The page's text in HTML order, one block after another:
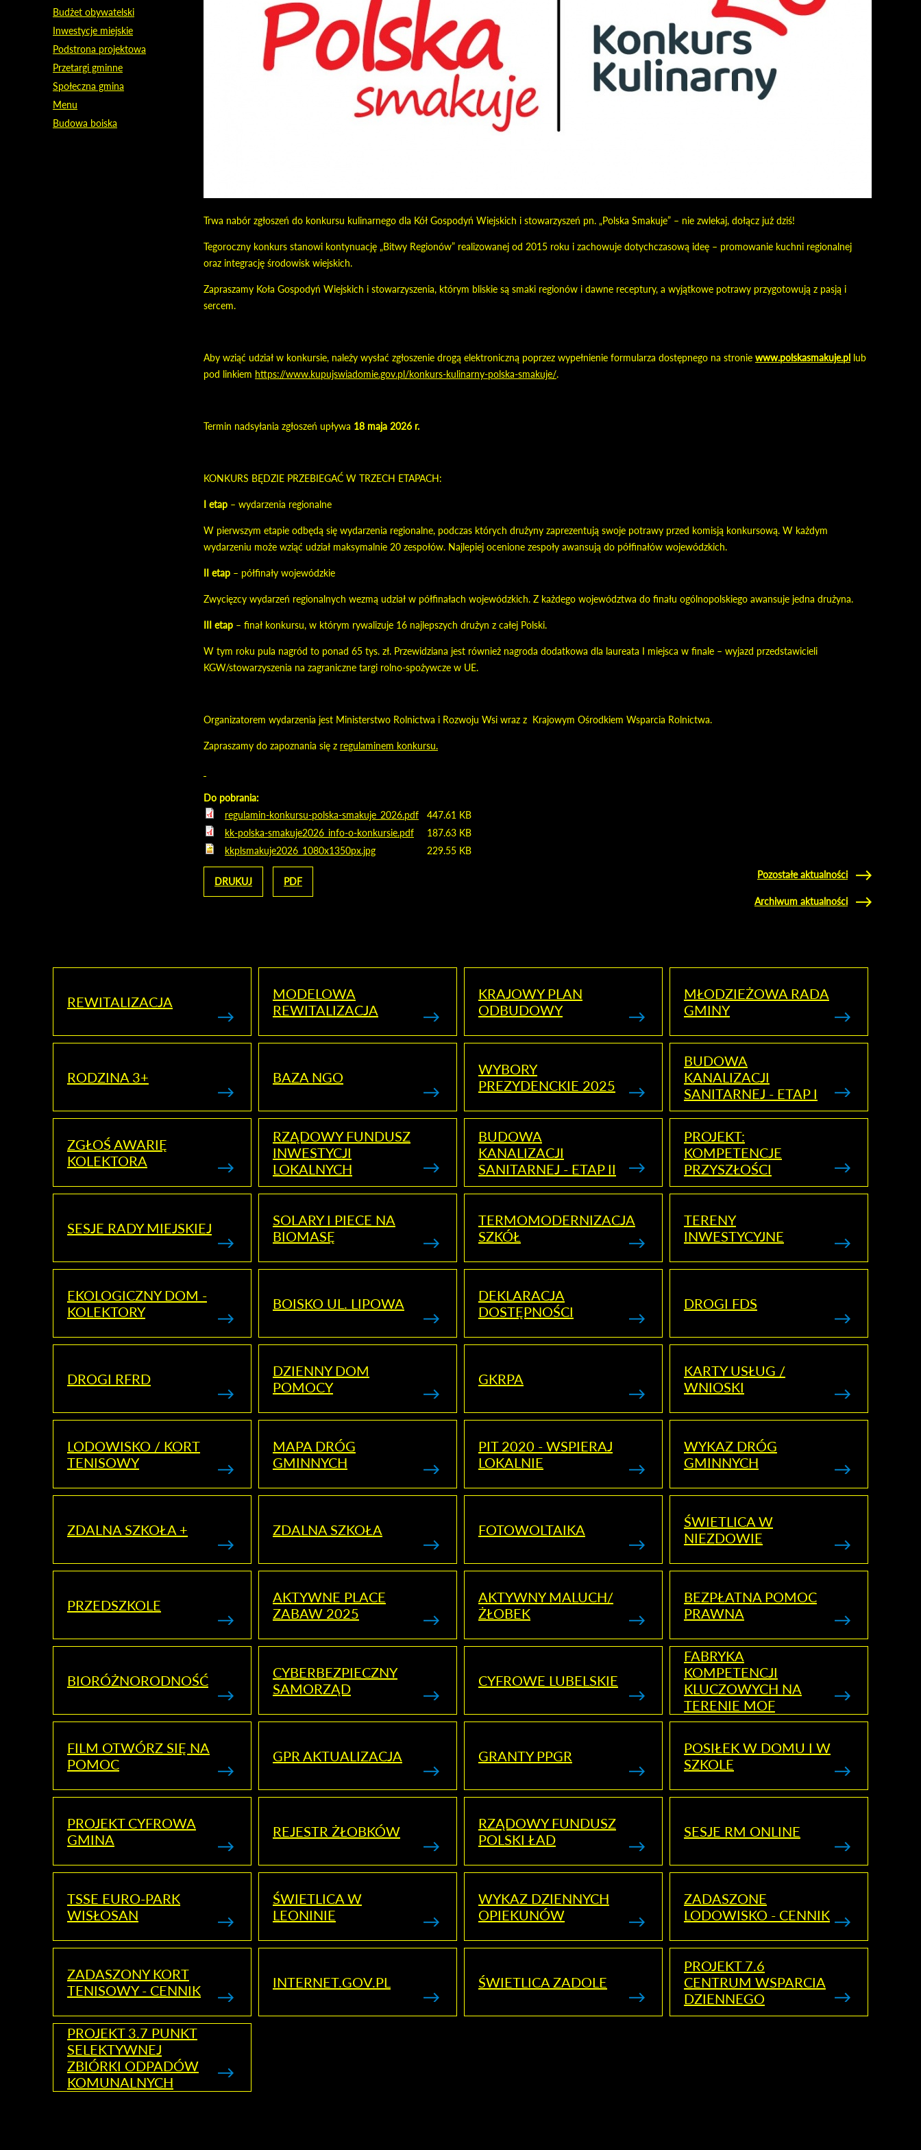
Budżet obywatelski
Inwestycje miejskie
Podstrona projektowa
Przetargi gminne
Społeczna gmina
Menu
Budowa boiska
Trwa nabór zgłoszeń do konkursu kulinarnego dla Kół Gospodyń Wiejskich i stowarzyszeń pn. „Polska Smakuje” – nie zwlekaj, dołącz już dziś!
Tegoroczny konkurs stanowi kontynuację „Bitwy Regionów” realizowanej od 2015 roku i zachowuje dotychczasową ideę – promowanie kuchni regionalnej
oraz integrację środowisk wiejskich.
Zapraszamy Koła Gospodyń Wiejskich i stowarzyszenia, którym bliskie są smaki regionów i dawne receptury, a wyjątkowe potrawy przygotowują z pasją i
sercem.
Aby wziąć udział w konkursie, należy wysłać zgłoszenie drogą elektroniczną poprzez wypełnienie formularza dostępnego na stronie www.polskasmakuje.pl lub
pod linkiem https://www.kupujswiadomie.gov.pl/konkurs-kulinarny-polska-smakuje/.
Termin nadsyłania zgłoszeń upływa 18 maja 2026 r.
KONKURS BĘDZIE PRZEBIEGAĆ W TRZECH ETAPACH:
I etap – wydarzenia regionalne
W pierwszym etapie odbędą się wydarzenia regionalne, podczas których drużyny zaprezentują swoje potrawy przed komisją konkursową. W każdym
wydarzeniu może wziąć udział maksymalnie 20 zespołów. Najlepiej ocenione zespoły awansują do półfinałów wojewódzkich.
II etap – półfinały wojewódzkie
Zwycięzcy wydarzeń regionalnych wezmą udział w półfinałach wojewódzkich. Z każdego województwa do finału ogólnopolskiego awansuje jedna drużyna.
III etap – finał konkursu, w którym rywalizuje 16 najlepszych drużyn z całej Polski.
W tym roku pula nagród to ponad 65 tys. zł. Przewidziana jest również nagroda dodatkowa dla laureata I miejsca w finale – wyjazd przedstawicieli
KGW/stowarzyszenia na zagraniczne targi rolno-spożywcze w UE.
Organizatorem wydarzenia jest Ministerstwo Rolnictwa i Rozwoju Wsi wraz z Krajowym Ośrodkiem Wsparcia Rolnictwa.
Zapraszamy do zapoznania się z regulaminem konkursu.
Do pobrania:
regulamin-konkursu-polska-smakuje_2026.pdf
447.61 KB
kk-polska-smakuje2026_info-o-konkursie.pdf
187.63 KB
kkplsmakuje2026_1080x1350px.jpg
229.55 KB
DRUKUJ PDF
Pozostałe aktualności
Archiwum aktualności
REWITALIZACJA
MODELOWA
REWITALIZACJA
KRAJOWY PLAN
ODBUDOWY
MŁODZIEŻOWA RADA
GMINY
RODZINA 3+ BAZA NGO
WYBORY
PREZYDENCKIE 2025
BUDOWA
KANALIZACJI
SANITARNEJ - ETAP I
ZGŁOŚ AWARIĘ
KOLEKTORA
RZĄDOWY FUNDUSZ
INWESTYCJI
LOKALNYCH
BUDOWA
KANALIZACJI
SANITARNEJ - ETAP II
PROJEKT:
KOMPETENCJE
PRZYSZŁOŚCI
SESJE RADY MIEJSKIEJ
SOLARY I PIECE NA
BIOMASĘ
TERMOMODERNIZACJA
SZKÓŁ
TERENY
INWESTYCYJNE
EKOLOGICZNY DOM -
KOLEKTORY
BOISKO UL. LIPOWA
DEKLARACJA
DOSTĘPNOŚCI
DROGI FDS
DROGI RFRD
DZIENNY DOM
POMOCY
GKRPA
KARTY USŁUG /
WNIOSKI
LODOWISKO / KORT
TENISOWY
MAPA DRÓG
GMINNYCH
PIT 2020 - WSPIERAJ
LOKALNIE
WYKAZ DRÓG
GMINNYCH
ZDALNA SZKOŁA + ZDALNA SZKOŁA FOTOWOLTAIKA
ŚWIETLICA W
NIEZDOWIE
PRZEDSZKOLE
AKTYWNE PLACE
ZABAW 2025
AKTYWNY MALUCH/
ŻŁOBEK
BEZPŁATNA POMOC
PRAWNA
BIORÓŻNORODNOŚĆ
CYBERBEZPIECZNY
SAMORZĄD
CYFROWE LUBELSKIE
FABRYKA
KOMPETENCJI
KLUCZOWYCH NA
TERENIE MOF
FILM OTWÓRZ SIĘ NA
POMOC
GPR AKTUALIZACJA GRANTY PPGR
POSIŁEK W DOMU I W
SZKOLE
PROJEKT CYFROWA
GMINA
REJESTR ŻŁOBKÓW
RZĄDOWY FUNDUSZ
POLSKI ŁAD
SESJE RM ONLINE
TSSE EURO-PARK
WISŁOSAN
ŚWIETLICA W
LEONINIE
WYKAZ DZIENNYCH
OPIEKUNÓW
ZADASZONE
LODOWISKO - CENNIK
ZADASZONY KORT
TENISOWY - CENNIK
INTERNET.GOV.PL ŚWIETLICA ZADOLE
PROJEKT 7.6
CENTRUM WSPARCIA
DZIENNEGO
PROJEKT 3.7 PUNKT
SELEKTYWNEJ
ZBIÓRKI ODPADÓW
KOMUNALNYCH